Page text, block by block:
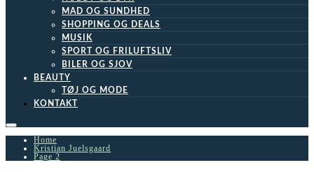
MAD OG SUNDHED
SHOPPING OG DEALS
MUSIK
SPORT OG FRILUFTSLIV
BILER OG SJOV
BEAUTY
TØJ OG MODE
KONTAKT
Home
Kristian Juelsgaard
Page 2